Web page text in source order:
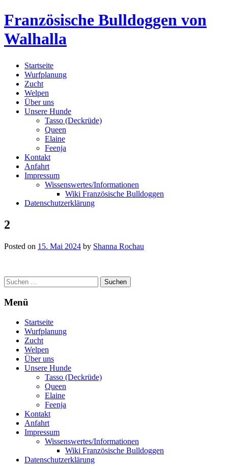
Skip
to
content
Französische Bulldoggen von
Walhalla
Startseite
Wurfplanung
Zucht
Welpen
Über uns
Unsere Hunde
Tasso (Deckrüde)
Queen
Elaine
Feenja
Kontakt
Anfahrt
Impressum
Wissenswertes/Informationen
Wiki Französische Bulldoggen
Datenschutzerklärung
2
Posted on 15. Mai 2024 by Shanna Rochau
Post
navigation
Suchen
nach:
Menü
Startseite
Wurfplanung
Zucht
Welpen
Über uns
Unsere Hunde
Tasso (Deckrüde)
Queen
Elaine
Feenja
Kontakt
Anfahrt
Impressum
Wissenswertes/Informationen
Wiki Französische Bulldoggen
Datenschutzerklärung